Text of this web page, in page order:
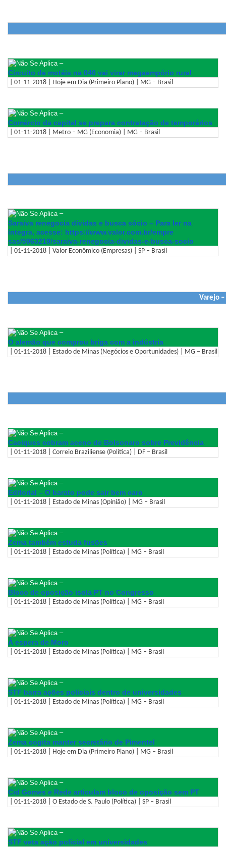
–
Circuito de motéis na 040 vai virar megaempório rural
| 01-11-2018 | Hoje em Dia (Primeiro Plano) | MG – Brasil
–
Comércio da capital se prepara contratação de temporários
| 01-11-2018 | Metro – MG (Economia) | MG – Brasil
–
Saraiva renegocia dívidas e busca sócio – Para ler na
íntegra, acesse: https://www.valor.com.br/empre
sas/5963219/saraiva-renegocia-dividas-e-busca-socio
| 01-11-2018 | Valor Econômico (Empresas) | SP – Brasil
Varejo –
–
O alemão que comprou briga com a indústria
| 01-11-2018 | Estado de Minas (Negócios e Oportunidades) | MG – Brasil
–
Caciques cobram aceno de Bolsonaro sobre Previdência
| 01-11-2018 | Correio Braziliense (Política) | DF – Brasil
–
Editorial – O barato pode sair bem caro
| 01-11-2018 | Estado de Minas (Opinião) | MG – Brasil
–
Zema também estuda fusões
| 01-11-2018 | Estado de Minas (Política) | MG – Brasil
–
Bloco de oposição isola PT no Congresso
| 01-11-2018 | Estado de Minas (Política) | MG – Brasil
–
À espera de Moro
| 01-11-2018 | Estado de Minas (Política) | MG – Brasil
–
STF barra ações policiais dentro de universidades
| 01-11-2018 | Estado de Minas (Política) | MG – Brasil
–
Zema cogita manter secretário de Pimentel
| 01-11-2018 | Hoje em Dia (Primeiro Plano) | MG – Brasil
–
Cid Gomes e Rede articulam bloco de oposição sem PT
| 01-11-2018 | O Estado de S. Paulo (Política) | SP – Brasil
–
STF veta ação policial em universidades